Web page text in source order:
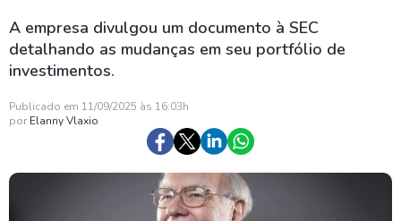
A empresa divulgou um documento à SEC
detalhando as mudanças em seu portfólio de
investimentos.
Publicado em 11/09/2025 às 16:03h
por Elanny Vlaxio